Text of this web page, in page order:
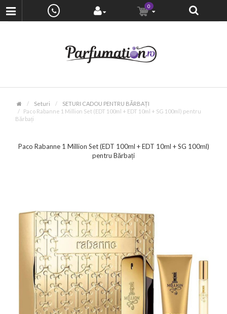
0
Seturi
SETURI CADOU PENTRU BĂRBAȚI
Paco Rabanne 1 Million Set (EDT 100ml + EDT 10ml + SG 100ml) pentru
Bărbați
Paco Rabanne 1 Million Set (EDT 100ml + EDT 10ml + SG 100ml)
pentru Bărbați